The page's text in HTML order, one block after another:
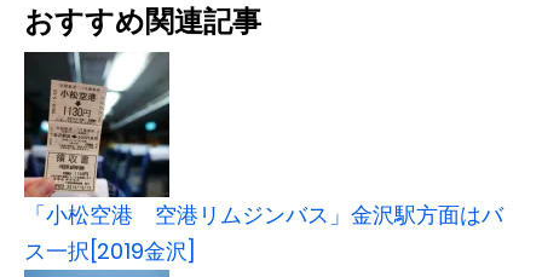
おすすめ関連記事
「小松空港 空港リムジンバス」金沢駅方面はバ
ス一択[2019金沢]